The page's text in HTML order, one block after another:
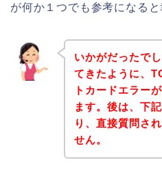
が何か１つでも参考になると
いかがだったで
てきたように、
トカードエラー
ます。後は、下
り、直接質問さ
せん。